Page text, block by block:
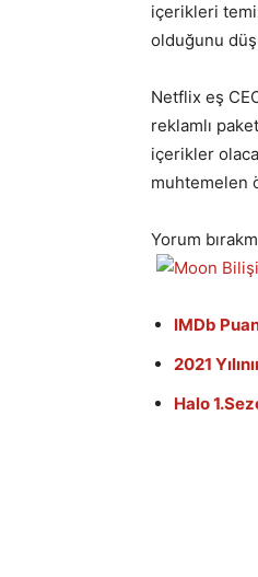
içerikleri
olduğunu
Netflix eş
reklamlı
içerikler
muhtemelen
Yorum
IMDb
2021
Halo